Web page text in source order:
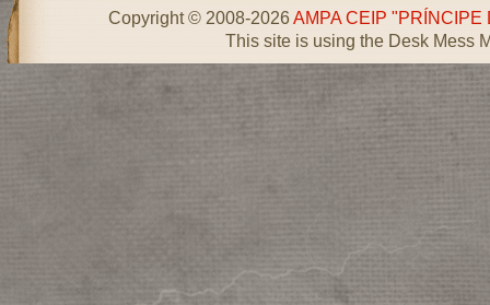
Copyright © 2008-2026AMPA CEIP "PRÍNCIPE
This site is using the Desk Mess